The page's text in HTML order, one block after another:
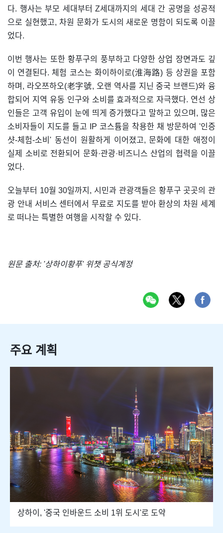
다. 행사는 부모 세대부터 Z세대까지의 세대 간 공명을 성공적
으로 실현했고, 차원 문화가 도시의 새로운 명함이 되도록 이끌
었다.
이번 행사는 또한 황푸구의 풍부하고 다양한 상업 장면과도 깊
이 연결된다. 체험 코스는 화이하이로(淮海路) 등 상권을 포함
하며, 라오쯔하오(老字號, 오랜 역사를 지닌 중국 브랜드)와 융
합되어 지역 유동 인구와 소비를 효과적으로 자극했다. 연선 상
인들은 고객 유입이 눈에 띄게 증가했다고 말하고 있으며, 많은
소비자들이 지도를 들고 IP 코스튬을 착용한 채 방문하여 '인증
샷-체험-소비' 동선이 원활하게 이어졌고, 문화에 대한 애정이
실제 소비로 전환되어 문화·관광·비즈니스 산업의 협력을 이끌
었다.
오늘부터 10월 30일까지, 시민과 관광객들은 황푸구 곳곳의 관
광 안내 서비스 센터에서 무료로 지도를 받아 환상의 차원 세계
로 떠나는 특별한 여행을 시작할 수 있다.
원문 출처: '상하이황푸' 위챗 공식계정
주요 계획
상하이, '중국 인바운드 소비 1위 도시'로 도약